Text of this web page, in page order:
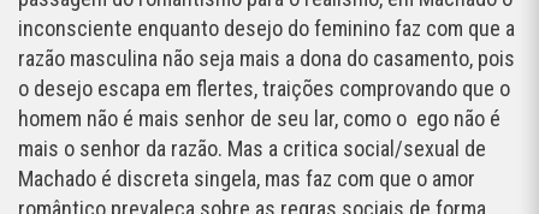
inconsciente enquanto desejo do feminino faz com que a
razão masculina não seja mais a dona do casamento, pois
o desejo escapa em flertes, traições comprovando que o
homem não é mais senhor de seu lar, como o ego não é
mais o senhor da razão. Mas a critica social/sexual de
Machado é discreta singela, mas faz com que o amor
romântico prevaleça sobre as regras sociais de forma